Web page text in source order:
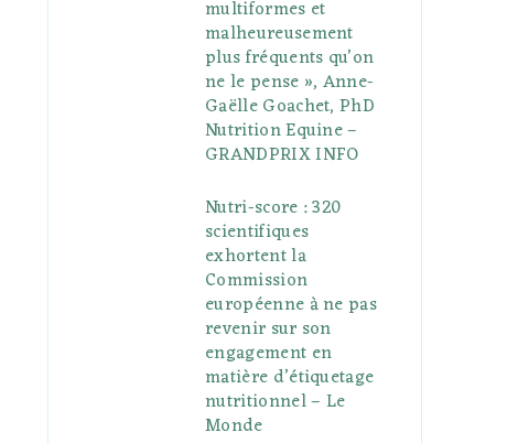
multiformes et
malheureusement
plus fréquents qu’on
ne le pense », Anne-
Gaëlle Goachet, PhD
Nutrition Equine –
GRANDPRIX INFO
Nutri-score : 320
scientifiques
exhortent la
Commission
européenne à ne pas
revenir sur son
engagement en
matière d’étiquetage
nutritionnel – Le
Monde